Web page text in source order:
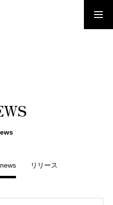
募集いたします
news リリース